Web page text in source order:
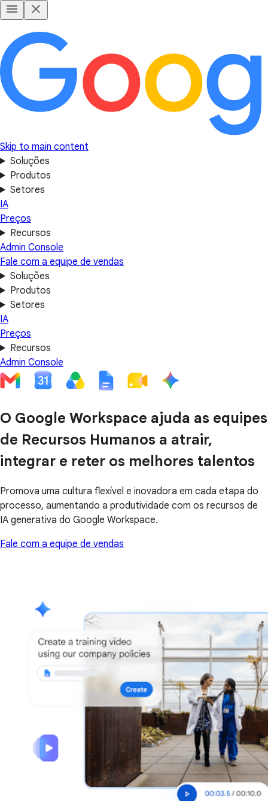
Skip to main content
Soluções
Produtos
Setores
IA
Preços
Recursos
Admin Console
Fale com a equipe de vendas
Soluções
Produtos
Setores
IA
Preços
Recursos
Admin Console
O Google Workspace ajuda as equipes
de Recursos Humanos a atrair,
integrar e reter os melhores talentos
Promova uma cultura flexível e inovadora em cada etapa do
processo, aumentando a produtividade com os recursos de
IA generativa do Google Workspace.
Fale com a equipe de vendas